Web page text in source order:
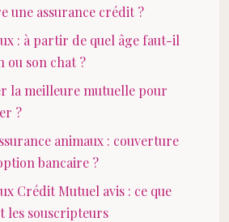
une assurance crédit ?
: à partir de quel âge faut-il
ou son chat ?
la meilleure mutuelle pour
?
animaux : couverture
bancaire ?
Crédit Mutuel avis : ce que
les souscripteurs